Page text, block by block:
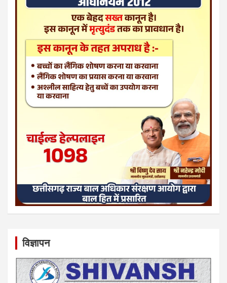
विज्ञापन